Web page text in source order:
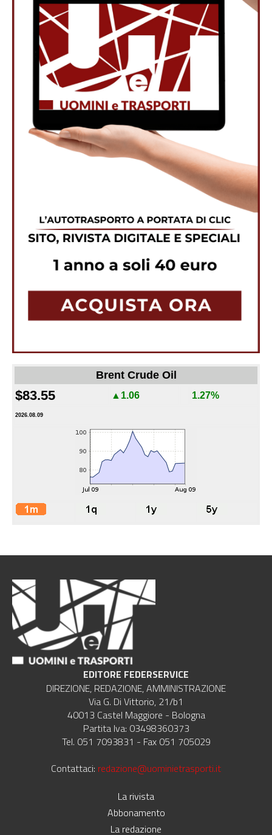
Brent Crude Oil
$83.55 ▲1.06 1.27%
2026.08.09
EDITORE FEDERSERVICE
DIREZIONE, REDAZIONE, AMMINISTRAZIONE
Via G. Di Vittorio, 21/b1
40013 Castel Maggiore - Bologna
Partita Iva: 03498360373
Tel. 051 7093831 - Fax 051 705029
Contattaci: redazione@uominietrasporti.it
La rivista
Abbonamento
La redazione